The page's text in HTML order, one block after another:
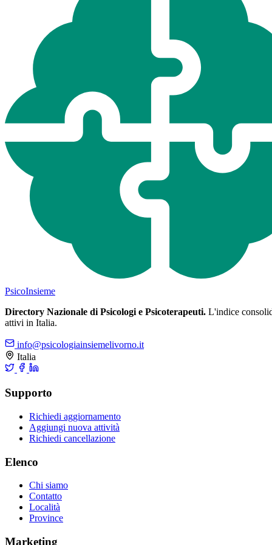
PsicoInsieme
Directory Nazionale di Psicologi e Psicoterapeuti. L'indice
attivi in Italia.
info@psicologiainsiemelivorno.it
Italia
Supporto
Richiedi aggiornamento
Aggiungi nuova attività
Richiedi cancellazione
Elenco
Chi siamo
Contatto
Località
Province
Marketing